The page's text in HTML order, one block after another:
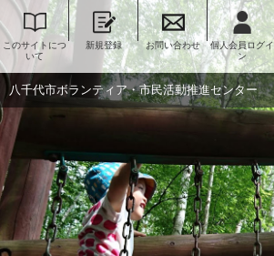
このサイトにつ
いて
新規登録 お問い合わせ
個人会員ログイ
ン
八千代市ボランティア・市民活動推進センター